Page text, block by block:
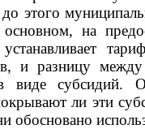
этого
на
и разницу
виде субсидий.
ли эти
обосновано